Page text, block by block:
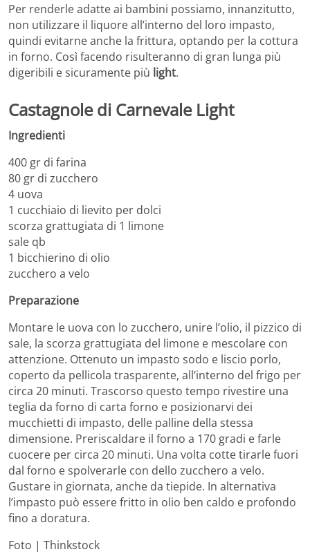
Per renderle adatte ai bambini possiamo, innanzitutto,
non utilizzare il liquore all’interno del loro impasto,
quindi evitarne anche la frittura, optando per la cottura
in forno. Così facendo risulteranno di gran lunga più
digeribili e sicuramente più light.
Castagnole di Carnevale Light
Ingredienti
400 gr di farina
80 gr di zucchero
4 uova
1 cucchiaio di lievito per dolci
scorza grattugiata di 1 limone
sale qb
1 bicchierino di olio
zucchero a velo
Preparazione
Montare le uova con lo zucchero, unire l’olio, il pizzico di
sale, la scorza grattugiata del limone e mescolare con
attenzione. Ottenuto un impasto sodo e liscio porlo,
coperto da pellicola trasparente, all’interno del frigo per
circa 20 minuti. Trascorso questo tempo rivestire una
teglia da forno di carta forno e posizionarvi dei
mucchietti di impasto, delle palline della stessa
dimensione. Preriscaldare il forno a 170 gradi e farle
cuocere per circa 20 minuti. Una volta cotte tirarle fuori
dal forno e spolverarle con dello zucchero a velo.
Gustare in giornata, anche da tiepide. In alternativa
l’impasto può essere fritto in olio ben caldo e profondo
fino a doratura.
Foto | Thinkstock